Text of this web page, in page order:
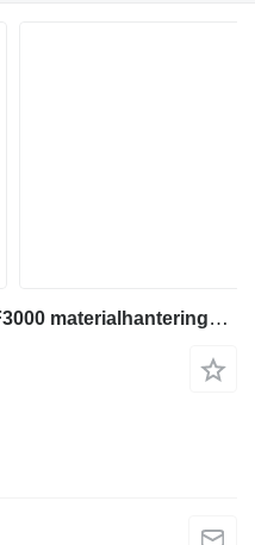
HCM 130682 styrenhet till WF3000 materialhanteringsmaskin